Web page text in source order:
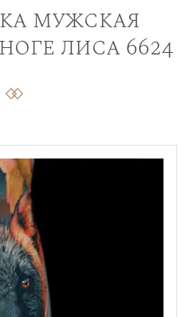
мужская
лиса 6624